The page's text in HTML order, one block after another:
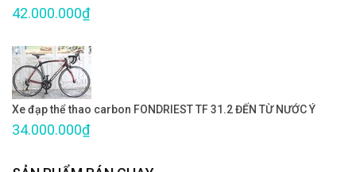
42.000.000₫
Xe đạp thể thao carbon FONDRIEST TF 31.2 ĐẾN TỪ NƯỚC Ý
34.000.000₫